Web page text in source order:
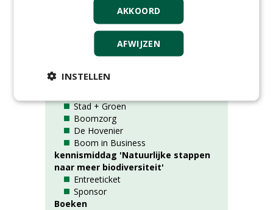
Rubrieken
Alle rubrieken
Tijdschriften (losse exemplaren)
Fieldmanager
Stad + Groen
Boomzorg
De Hovenier
Boom in Business
kennismiddag 'Natuurlijke stappen
naar meer biodiversiteit'
Entreeticket
Sponsor
Boeken
AKKOORD
AFWIJZEN
INSTELLEN